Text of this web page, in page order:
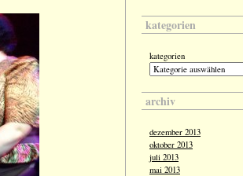
kategorien
kategorien
archiv
dezember 2013
oktober 2013
juli 2013
mai 2013